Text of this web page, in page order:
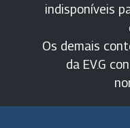
indisponíveis
Os demais
da EV.G